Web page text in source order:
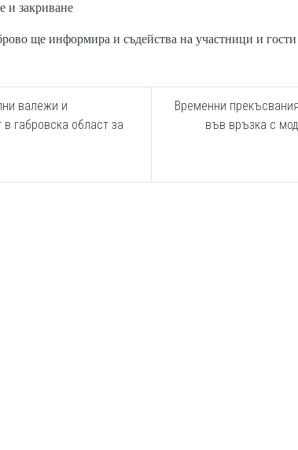
и закриване
ще информира и съдейства на участници и гости
валежи и
габровска област за
Временни
във връзка с